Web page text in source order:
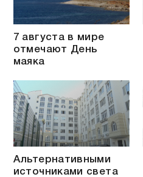
7 августа в мире
отмечают День
маяка
Альтернативными
источниками света